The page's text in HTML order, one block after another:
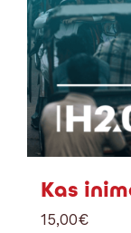
Kas
15,00€